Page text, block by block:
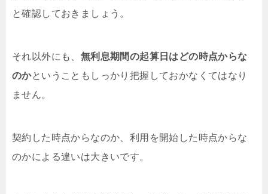
と確認しておきましょう。
それ以外にも、 無利息期間の起算日はどの時点からな
のかということもしっかり把握しておかなくてはなり
ません。
契約した時点からなのか、利用を開始した時点からな
のかによる違いは大きいです。